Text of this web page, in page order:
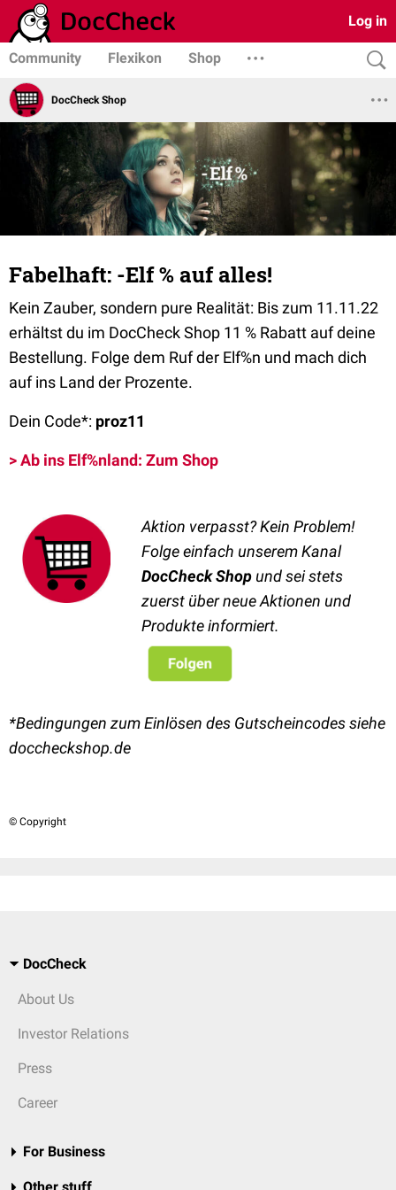
Log in
Community Flexikon Shop
DocCheck Shop
Fabelhaft: -Elf % auf alles!
Kein Zauber, sondern pure Realität: Bis zum 11.11.22
erhältst du im DocCheck Shop 11 % Rabatt auf deine
Bestellung. Folge dem Ruf der Elf%n und mach dich
auf ins Land der Prozente.
Dein Code*: proz11
> Ab ins Elf%nland: Zum Shop
Aktion verpasst? Kein Problem!
Folge einfach unserem Kanal
DocCheck Shop und sei stets
zuerst über neue Aktionen und
Produkte informiert.
*Bedingungen zum Einlösen des Gutscheincodes siehe
doccheckshop.de
© Copyright
DocCheck
About Us
Investor Relations
Press
Career
For Business